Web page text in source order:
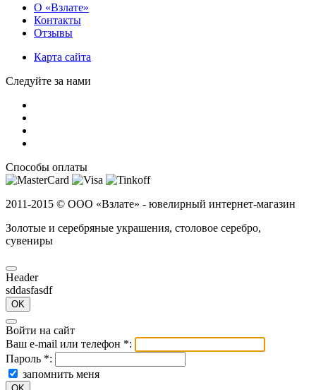
О «Взлате»
Контакты
Отзывы
Карта сайта
Следуйте за нами
Способы оплаты
2011-2015 © ООО «Взлате» - ювелирный интернет-магазин
Золотые и серебряные украшения, столовое серебро,
сувениры
Header
sddasfasdf
OK
Войти на сайт
Ваш e-mail или телефон *:
Пароль *:
запомнить меня